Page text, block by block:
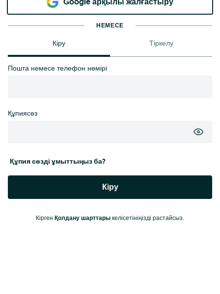
НЕМЕСЕ
Кіру Тіркелу
Пошта немесе телефон нөмірі
Құпиясөз
Құпия сөзді ұмыттыңыз ба?
Кіру
Кірген Қолдану шарттары келісетініңізді растайсыз.